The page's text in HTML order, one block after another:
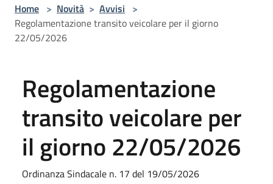
Home > Novità > Avvisi >
Regolamentazione transito veicolare per il giorno
22/05/2026
Regolamentazione
transito veicolare per
il giorno 22/05/2026
Ordinanza Sindacale n. 17 del 19/05/2026